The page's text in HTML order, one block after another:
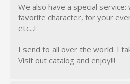
We also have a special
favorite character, for your
etc...!
I send to all over the world. I
Visit out catalog and enjoy!!!